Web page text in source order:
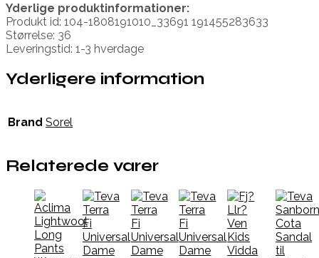
Yderlige produktinformationer:
Produkt id: 104-1808191010_33691 191455283633
Størrelse: 36
Leveringstid: 1-3 hverdage
Yderligere information
Brand Sorel
Relaterede varer